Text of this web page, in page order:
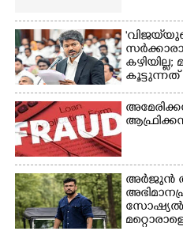
കഴിയില്ല;
കൂട്ടുന്നത്
അർജുൻ
സാേഷ്യൽ